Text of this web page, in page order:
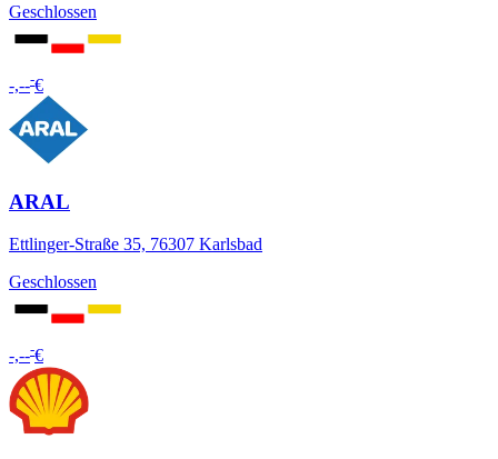
Geschlossen
-,---€
ARAL
Ettlinger-Straße 35, 76307 Karlsbad
Geschlossen
-,---€